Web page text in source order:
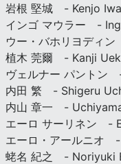
岩根 堅城 - Kenjo
インゴ マウラー -
ウー・バホリヨディ
植木 莞爾 - Kanji
ヴェルナー パントン
内田 繁 - Shigeru
内山 章一 -
エーロ サーリネン -
エーロ・アールニオ
蛯名 紀之 - Noriyuki